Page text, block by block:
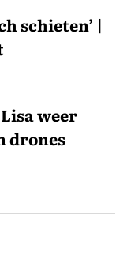
schieten’ |
weer
drones